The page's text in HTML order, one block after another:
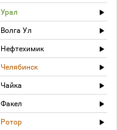
Урал
Волга Ул
Нефтехимик
Челябинск
Чайка
Факел
Ротор